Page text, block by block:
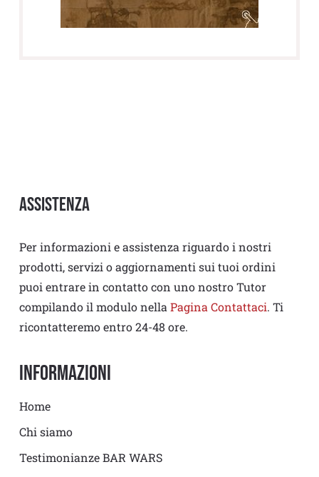
Assistenza
Per informazioni e assistenza riguardo i nostri
prodotti, servizi o aggiornamenti sui tuoi ordini
puoi entrare in contatto con uno nostro Tutor
compilando il modulo nella Pagina Contattaci. Ti
ricontatteremo entro 24-48 ore.
Informazioni
Home
Chi siamo
Testimonianze BAR WARS